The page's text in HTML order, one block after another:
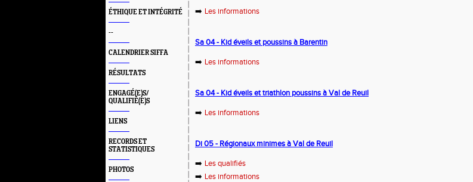
ÉTHIQUE ET INTÉGRITÉ
--
CALENDRIER SIFFA
RÉSULTATS
ENGAGÉ(E)S/
QUALIFIÉ(E)S
LIENS
RECORDS ET
STATISTIQUES
PHOTOS
➡️ Les informations
Sa 04 - Kid éveils et poussins à Barentin
➡️ Les informations
Sa 04 - Kid éveils et triathlon poussins à Val de Reuil
➡️ Les informations
Di 05 - Régionaux minimes à Val de Reuil
➡️ Les qualifiés
➡️ Les informations